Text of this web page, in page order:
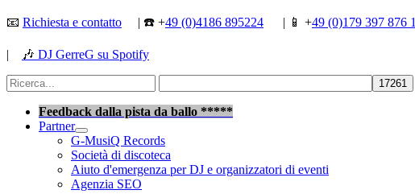
Vai
contenuto
📧 Richiesta e contatto | ☎️ +49 (0)4186 895224 | 📱 +49 (0)179 397 876 1
| 🎶 DJ GerreG su Spotify
Cerca:
Feedback dalla pista da ballo *****
Partner
G-MusiQ Records
Società di discoteca
Aiuto d'emergenza per DJ e organizzatori di eventi
Agenzia SEO